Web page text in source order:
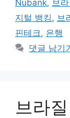
리
Nubank, 브
지털 뱅킹 , 브
핀테크 , 은행
댓글 남기
브라